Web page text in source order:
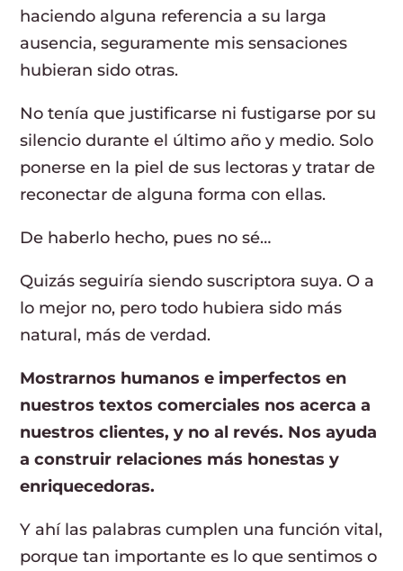
haciendo alguna referencia a su larga
ausencia, seguramente mis sensaciones
hubieran sido otras.
No tenía que justificarse ni fustigarse por su
silencio durante el último año y medio. Solo
ponerse en la piel de sus lectoras y tratar de
reconectar de alguna forma con ellas.
De haberlo hecho, pues no sé…
Quizás seguiría siendo suscriptora suya. O a
lo mejor no, pero todo hubiera sido más
natural, más de verdad.
Mostrarnos humanos e imperfectos en
nuestros textos comerciales nos acerca a
nuestros clientes, y no al revés. Nos ayuda
aconstruir relaciones más honestas y
enriquecedoras.
Y ahí las palabras cumplen una función vital,
porque tan importante es lo que sentimos o